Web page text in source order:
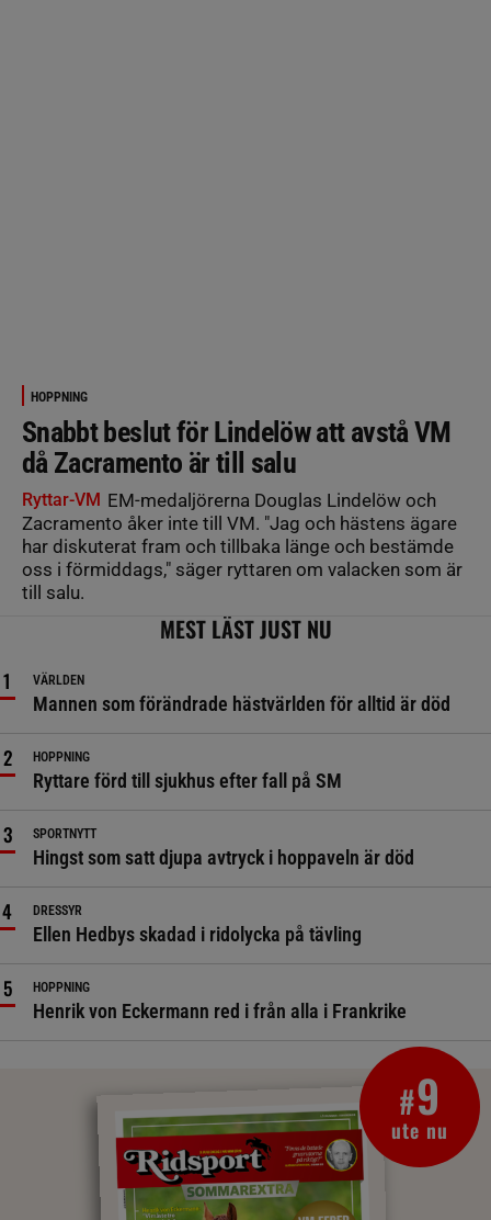
HOPPNING
Snabbt beslut för Lindelöw att avstå VM
då Zacramento är till salu
Ryttar-VM EM-medaljörerna Douglas Lindelöw och
Zacramento åker inte till VM. "Jag och hästens ägare
har diskuterat fram och tillbaka länge och bestämde
oss i förmiddags," säger ryttaren om valacken som är
till salu.
MEST LÄST JUST NU
VÄRLDEN
Mannen som förändrade hästvärlden för alltid är död
HOPPNING
Ryttare förd till sjukhus efter fall på SM
SPORTNYTT
Hingst som satt djupa avtryck i hoppaveln är död
DRESSYR
Ellen Hedbys skadad i ridolycka på tävling
HOPPNING
Henrik von Eckermann red i från alla i Frankrike
#9
ute nu